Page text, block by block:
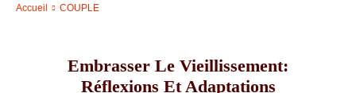
Accueil COUPLE
Embrasser Le Vieillissement:
Réflexions Et Adaptations